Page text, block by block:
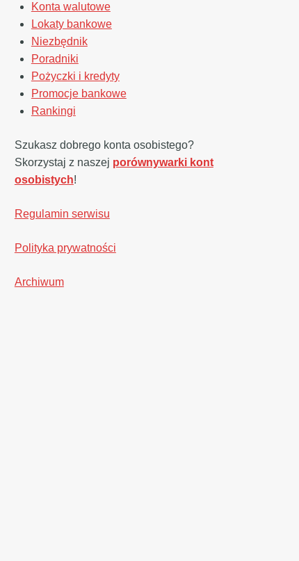
Konta walutowe
Lokaty bankowe
Niezbędnik
Poradniki
Pożyczki i kredyty
Promocje bankowe
Rankingi
Szukasz dobrego konta osobistego?
Skorzystaj z naszej porównywarki kont
osobistych!
Regulamin serwisu
Polityka prywatności
Archiwum